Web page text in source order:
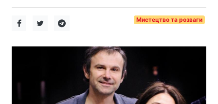
Мистецтво та розваги